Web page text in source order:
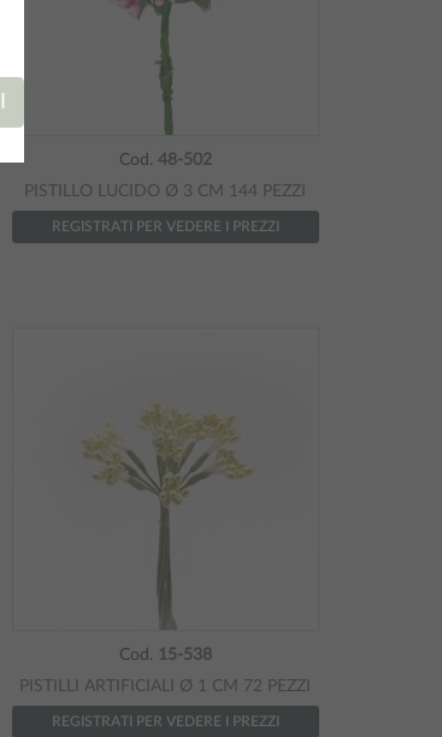
Cod. 48-502
PISTILLO LUCIDO Ø 3 CM 144 PEZZI
REGISTRATI PER VEDERE I PREZZI
Cod. 15-538
PISTILLI ARTIFICIALI Ø 1 CM 72 PEZZI
REGISTRATI PER VEDERE I PREZZI